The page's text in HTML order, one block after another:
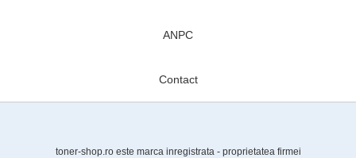
ANPC
Contact
toner-shop.ro este marca inregistrata - proprietatea firmei